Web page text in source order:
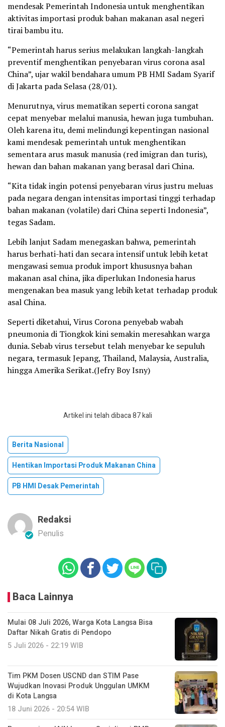
mendesak Pemerintah Indonesia untuk menghentikan
aktivitas importasi produk bahan makanan asal negeri
tirai bambu itu.
“Pemerintah harus serius melakukan langkah-langkah
preventif menghentikan penyebaran virus corona asal
China”, ujar wakil bendahara umum PB HMI Sadam Syarif
di Jakarta pada Selasa (28/01).
Menurutnya, virus mematikan seperti corona sangat
cepat menyebar melalui manusia, hewan juga tumbuhan.
Oleh karena itu, demi melindungi kepentingan nasional
kami mendesak pemerintah untuk menghentikan
sementara arus masuk manusia (red imigran dan turis),
hewan dan bahan makanan yang berasal dari China.
“Kita tidak ingin potensi penyebaran virus justru meluas
pada negara dengan intensitas importasi tinggi terhadap
bahan makanan (volatile) dari China seperti Indonesia”,
tegas Sadam.
Lebih lanjut Sadam menegaskan bahwa, pemerintah
harus berhati-hati dan secara intensif untuk lebih ketat
mengawasi semua produk import khususnya bahan
makanan asal china, jika diperlukan Indonesia harus
mengenakan bea masuk yang lebih ketat terhadap produk
asal China.
Seperti diketahui, Virus Corona penyebab wabah
pneumonia di Tiongkok kini semakin meresahkan warga
dunia. Sebab virus tersebut telah menyebar ke sepuluh
negara, termasuk Jepang, Thailand, Malaysia, Australia,
hingga Amerika Serikat.(Jefry Boy Isny)
Artikel ini telah dibaca 87 kali
Berita Nasional
Hentikan Importasi Produk Makanan China
PB HMI Desak Pemerintah
Redaksi
Penulis
Baca Lainnya
Mulai 08 Juli 2026, Warga Kota Langsa Bisa
Daftar Nikah Gratis di Pendopo
5 Juli 2026 - 22:19 WIB
Tim PKM Dosen USCND dan STIM Pase
Wujudkan Inovasi Produk Unggulan UMKM
di Kota Langsa
18 Juni 2026 - 20:54 WIB